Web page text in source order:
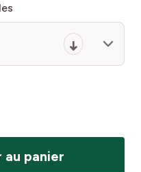
panier